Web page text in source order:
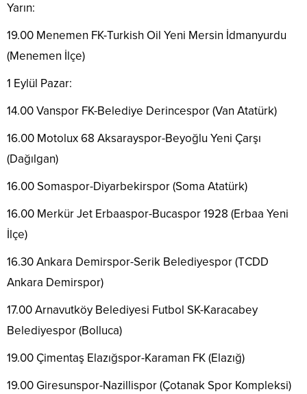
Yarın:
19.00 Menemen FK-Turkish Oil Yeni Mersin İdmanyurdu
(Menemen İlçe)
1 Eylül Pazar:
14.00 Vanspor FK-Belediye Derincespor (Van Atatürk)
16.00 Motolux 68 Aksarayspor-Beyoğlu Yeni Çarşı
(Dağılgan)
16.00 Somaspor-Diyarbekirspor (Soma Atatürk)
16.00 Merkür Jet Erbaaspor-Bucaspor 1928 (Erbaa Yeni
İlçe)
16.30 Ankara Demirspor-Serik Belediyespor (TCDD
Ankara Demirspor)
17.00 Arnavutköy Belediyesi Futbol SK-Karacabey
Belediyespor (Bolluca)
19.00 Çimentaş Elazığspor-Karaman FK (Elazığ)
19.00 Giresunspor-Nazillispor (Çotanak Spor Kompleksi)